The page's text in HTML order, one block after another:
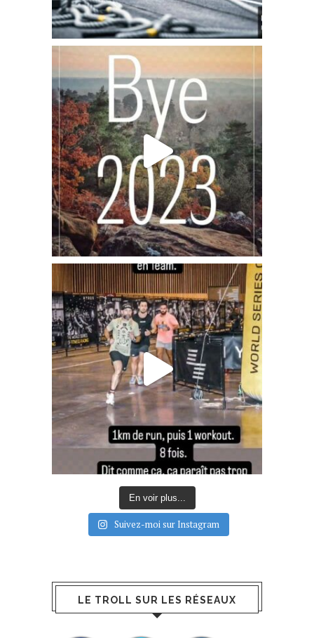
En voir plus...
Suivez-moi sur Instagram
LE TROLL SUR LES RÉSEAUX